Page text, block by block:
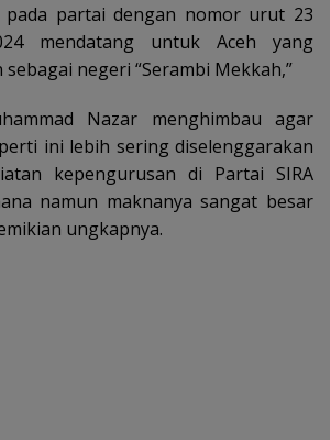
pada partai dengan nomor urut 23
mendatang untuk Aceh yang
negeri “Serambi Mekkah,”
Nazar menghimbau agar
ini lebih sering diselenggarakan
kepengurusan di Partai SIRA
namun maknanya sangat besar
ungkapnya.